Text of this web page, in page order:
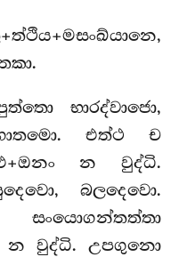
භාරද්වාජො,
එත්ථ ච
න වුද්ධි.
බලදෙවො.
න වුද්ධි. උපගුනො